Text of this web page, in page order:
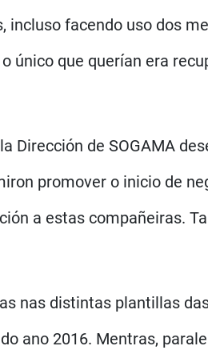
facendo uso dos
único que querían era
Dirección de SOGAMA
promover o inicio de
a estas compañeiras.
nas distintas plantillas
ano 2016. Mentras,